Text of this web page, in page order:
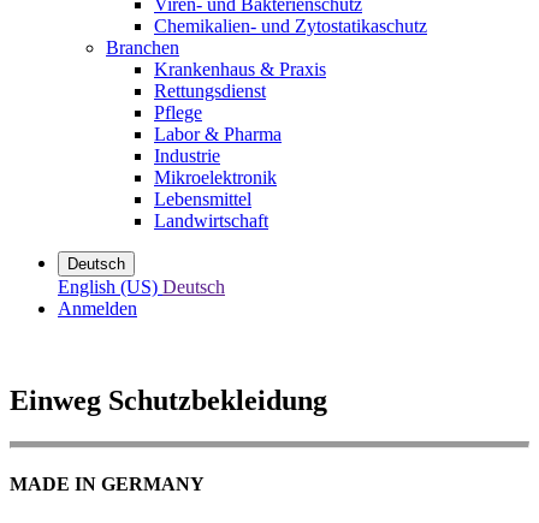
Viren- und Bakterienschutz
Chemikalien- und Zytostatikaschutz
Branchen
Krankenhaus & Praxis
Rettungsdienst
Pflege
Labor & Pharma
Industrie
Mikroelektronik
Lebensmittel
Landwirtschaft
Deutsch
English (US) Deutsch
Anmelden
Einweg Schutzbekleidung
MADE IN GERMANY